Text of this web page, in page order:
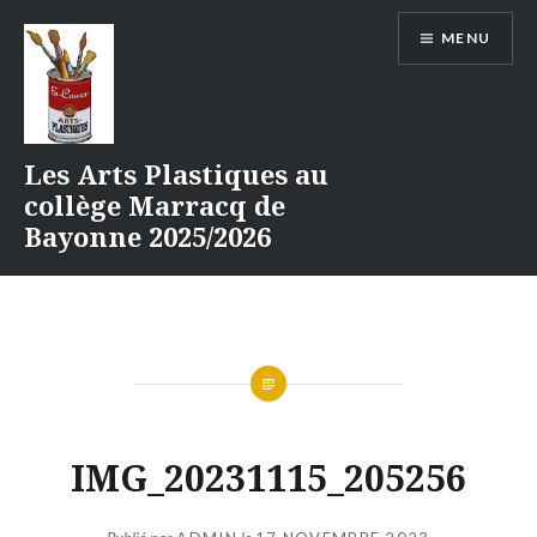
contenu
Les Arts Plastiques au
collège Marracq de
Bayonne 2025/2026
MENU
IMG_20231115_205256